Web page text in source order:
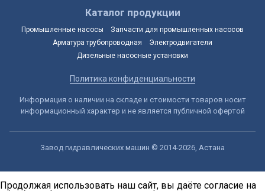
Каталог продукции
Промышленные насосы
Запчасти для промышленных насосов
Арматура трубопроводная
Электродвигатели
Дизельные насосные установки
Политика конфиденциальности
Информация о наличии на складе и стоимости товаров носит
информационный характер и не является публичной офертой
Завод гидравлических машин © 2014-2026, Астана
Продолжая использовать наш сайт, вы даёте согласие на